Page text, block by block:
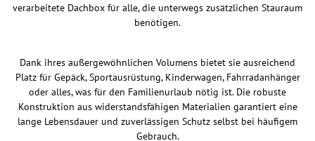
verarbeitete Dachbox für alle, die unterwegs zusätzlichen Stauraum
benötigen.
Dank ihres außergewöhnlichen Volumens bietet sie ausreichend
Platz für Gepäck, Sportausrüstung, Kinderwagen, Fahrradanhänger
oder alles, was für den Familienurlaub nötig ist. Die robuste
Konstruktion aus widerstandsfähigen Materialien garantiert eine
lange Lebensdauer und zuverlässigen Schutz selbst bei häufigem
Gebrauch.